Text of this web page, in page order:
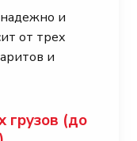
и
от трех
и
грузов (до